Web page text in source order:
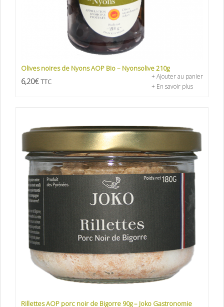
Olives noires de Nyons AOP Bio – Nyonsolive 210g
6,20€ TTC
+ Ajouter au panier
+ En savoir plus
Rillettes AOP porc noir de Bigorre 90g – Joko Gastronomie